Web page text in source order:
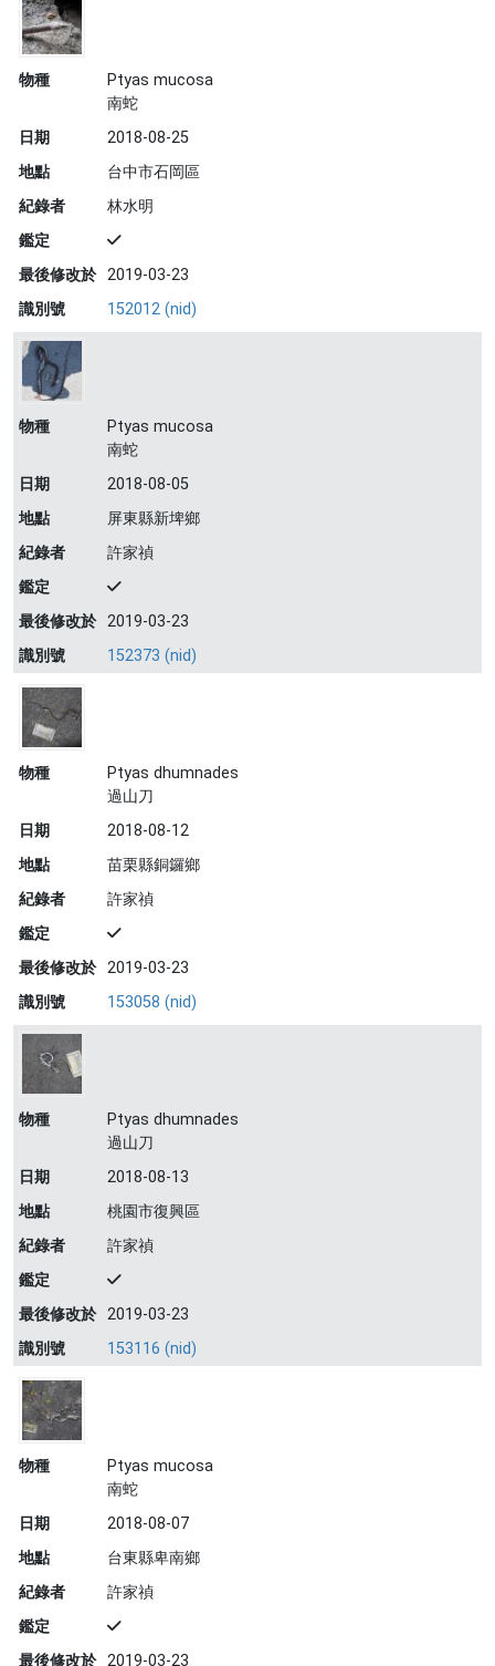
物種
Ptyas mucosa
南蛇
日期
2018-08-25
地點
台中市石岡區
紀錄者
林水明
鑑定
最後修改於 2019-03-23
識別號
152012 (nid)
物種
Ptyas mucosa
南蛇
日期
2018-08-05
地點
屏東縣新埤鄉
紀錄者
許家禎
鑑定
最後修改於 2019-03-23
識別號
152373 (nid)
物種
Ptyas dhumnades
過山刀
日期
2018-08-12
地點
苗栗縣銅鑼鄉
紀錄者
許家禎
鑑定
最後修改於 2019-03-23
識別號
153058 (nid)
物種
Ptyas dhumnades
過山刀
日期
2018-08-13
地點
桃園市復興區
紀錄者
許家禎
鑑定
最後修改於 2019-03-23
識別號
153116 (nid)
物種
Ptyas mucosa
南蛇
日期
2018-08-07
地點
台東縣卑南鄉
紀錄者
許家禎
鑑定
最後修改於 2019-03-23